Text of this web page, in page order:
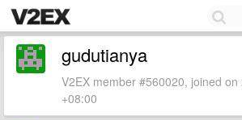
gudutianya
V2EX member #560020, joined
+08:00